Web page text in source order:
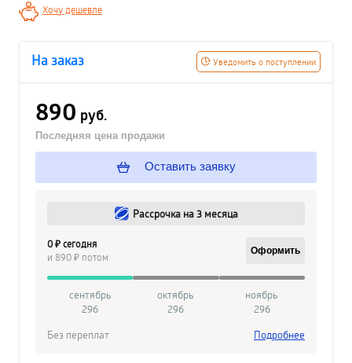
Хочу дешевле
Уведомить о поступлении
На заказ
890 руб.
Последняя цена продажи
Оставить заявку
Рассрочка на 3 месяца
0 ₽ сегодня
и 890 ₽ потом
Оформить
сентябрь
296
октябрь
296
ноябрь
296
Без переплат
Подробнее